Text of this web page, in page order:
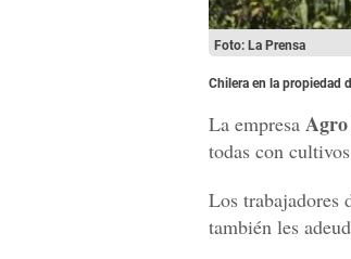
Foto: La Prensa
Chilera en la propiedad
La empresa
todas con
Los trabajadores
también les